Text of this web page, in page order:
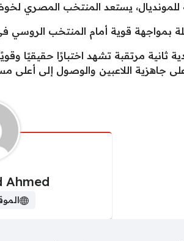
للمونديال، يستعد المنتخب المصري
بمواجهة قوية أمام المنتخب الروسي
ثانية مرتقبة تشهد اختبارًا حقيقيًا
جاهزية اللاعبين والوصول إلى أعلى
Ahmed